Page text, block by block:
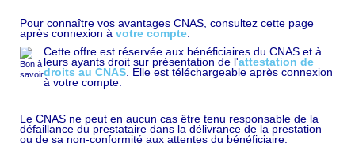
Pour connaître vos avantages CNAS, consultez cette page
après connexion à votre compte.
Cette offre est réservée aux bénéficiaires du CNAS et à
leurs ayants droit sur présentation de l'attestation de
droits au CNAS. Elle est téléchargeable après connexion
à votre compte.
Le CNAS ne peut en aucun cas être tenu responsable de la
défaillance du prestataire dans la délivrance de la prestation
ou de sa non-conformité aux attentes du bénéficiaire.